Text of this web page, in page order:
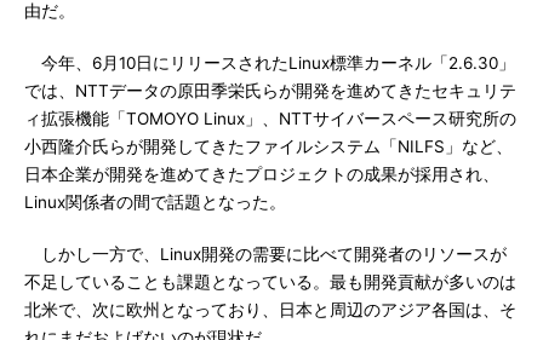
由だ。
今年、6月10日にリリースされたLinux標準カーネル「2.6.30」
では、NTTデータの原田季栄氏らが開発を進めてきたセキュリテ
ィ拡張機能「TOMOYO Linux」、NTTサイバースペース研究所の
小西隆介氏らが開発してきたファイルシステム「NILFS」など、
日本企業が開発を進めてきたプロジェクトの成果が採用され、
Linux関係者の間で話題となった。
しかし一方で、Linux開発の需要に比べて開発者のリソースが
不足していることも課題となっている。最も開発貢献が多いのは
北米で、次に欧州となっており、日本と周辺のアジア各国は、そ